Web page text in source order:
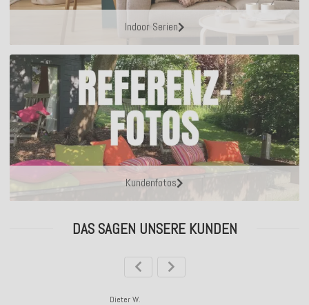
Indoor Serien
Kundenfotos
DAS SAGEN UNSERE KUNDEN
Dieter W.